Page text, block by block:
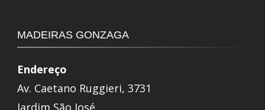
MADEIRAS GONZAGA
Endereço
Av. Caetano Ruggieri, 3731
Jardim São José